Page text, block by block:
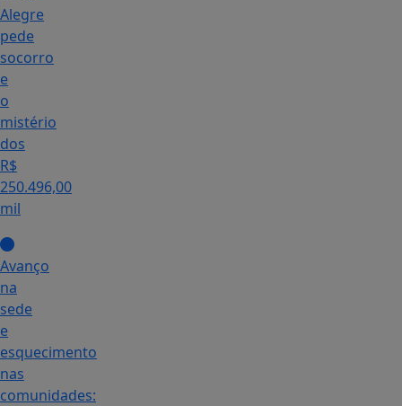
Alegre
pede
socorro
e
o
mistério
dos
R$
250.496,00
mil
Avanço
na
sede
e
esquecimento
nas
comunidades: